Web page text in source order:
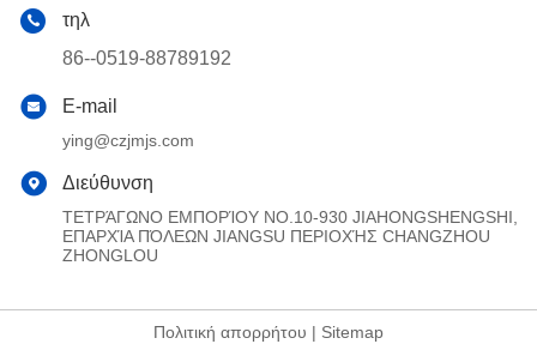
τηλ
86--0519-88789192
E-mail
ying@czjmjs.com
Διεύθυνση
ΤΕΤΡΆΓΩΝΟ ΕΜΠΟΡΊΟΥ NO.10-930 JIAHONGSHENGSHI,
ΕΠΑΡΧΊΑ ΠΌΛΕΩΝ JIANGSU ΠΕΡΙΟΧΉΣ CHANGZHOU
ZHONGLOU
Πολιτική απορρήτου | Sitemap